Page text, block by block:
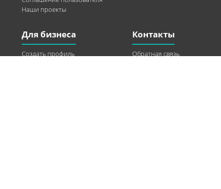
Наши проекты
Для бизнеса
Создать профиль
Контакты
Обратная связь